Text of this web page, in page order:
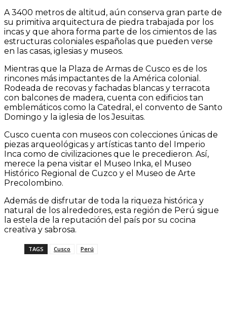
A 3400 metros de altitud, aún conserva gran parte de
su primitiva arquitectura de piedra trabajada por los
incas y que ahora forma parte de los cimientos de las
estructuras coloniales españolas que pueden verse
en las casas, iglesias y museos.
Mientras que la Plaza de Armas de Cusco es de los
rincones más impactantes de la América colonial.
Rodeada de recovas y fachadas blancas y terracota
con balcones de madera, cuenta con edificios tan
emblemáticos como la Catedral, el convento de Santo
Domingo y la iglesia de los Jesuitas.
Cusco cuenta con museos con colecciones únicas de
piezas arqueológicas y artísticas tanto del Imperio
Inca como de civilizaciones que le precedieron. Así,
merece la pena visitar el Museo Inka, el Museo
Histórico Regional de Cuzco y el Museo de Arte
Precolombino.
Además de disfrutar de toda la riqueza histórica y
natural de los alrededores, esta región de Perú sigue
la estela de la reputación del país por su cocina
creativa y sabrosa.
TAGS Cusco Perú